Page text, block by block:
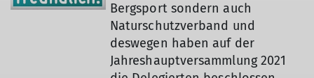
Bergsport sondern auch
Naturschutzverband und
deswegen haben auf der
Jahreshauptversammlung 2021